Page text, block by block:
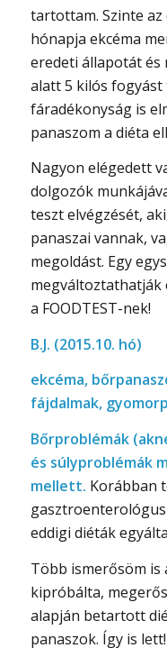
tartottam. Szinte
hónapja ekcéma
eredeti állapotát és
alatt 5 kilós fogyást
fáradékonyság is
panaszom a diéta
Nagyon elégedett
dolgozók
teszt elvégzését,
panaszai vannak,
megoldást. Egy
megváltoztathatják
a FOODTEST-nek!
B.J. (2015.10. hó)
ekcéma,
fájdalmak,
Bőrproblémák
és súlyproblémák
mellett. Korábban
eddigi diéták
Több ismerősöm is
kipróbálta,
alapján betartott
panaszok. Így is